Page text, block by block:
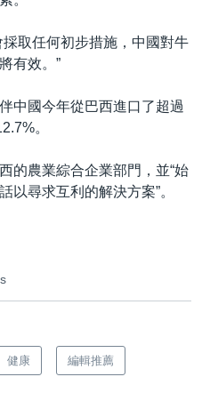
取任何初步措施，中國對牛
有效。”
中國今年從巴西進口了超過
。
的農業綜合企業部門，並“始
以尋求互利的解決方案”。
健康 編輯推薦